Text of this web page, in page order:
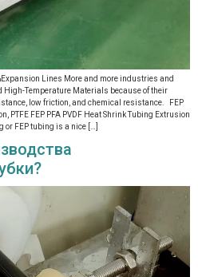
Lines More and more industries and
Temperature Materials because of their
low friction, and chemical resistance. FEP
PTFE FEP PFA PVDF Heat Shrink Tubing Extrusion
or FEP tubing is a nice […]